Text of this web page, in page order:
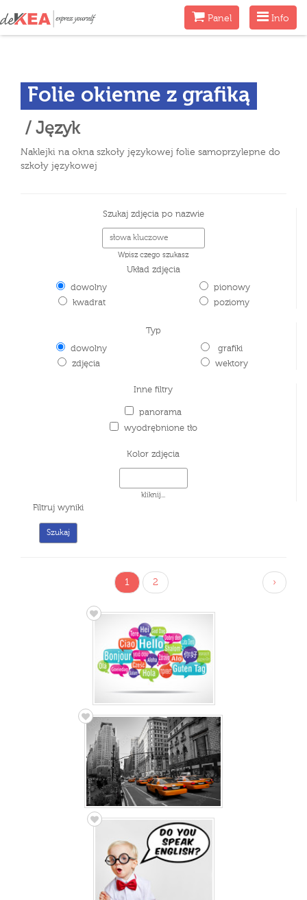
Menu
Info
MenuPanel
Folie okienne z grafiką
/ Język
Naklejki na okna szkoły językowej folie samoprzylepne do
szkoły językowej
Szukaj zdjęcia po nazwie
Wpisz czego szukasz
Układ zdjęcia
dowolny
kwadrat
pionowy
poziomy
Typ
dowolny
zdjęcia
grafiki
wektory
Inne filtry
panorama
wyodrębnione tło
Kolor zdjęcia
kliknij...
Filtruj wyniki
1 2 ›